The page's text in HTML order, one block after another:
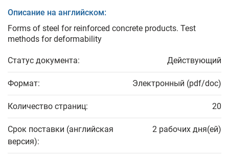
Описание на английском:
Forms of steel for reinforced concrete products. Test
methods for deformability
Статус документа: Действующий
Формат: Электронный (pdf/doc)
Количество страниц: 20
Срок поставки (английская
версия):
2 рабочих дня(ей)